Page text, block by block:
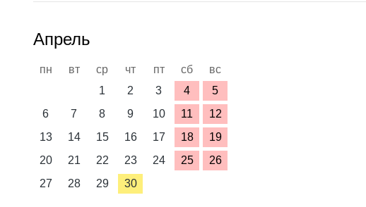
Апрель
пн вт ср чт пт сб
вс
1
2 3 4
5
6
7 8 9 10 11
12
13
14 15 16 17 18
19
20
21 22 23 24 25
26
27
28 29 30